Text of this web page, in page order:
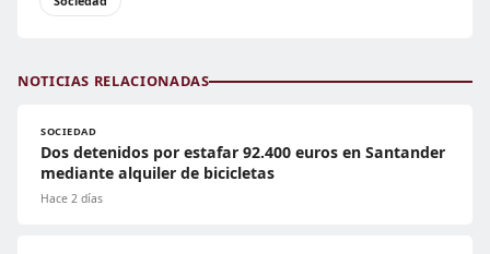
NOTICIAS RELACIONADAS
SOCIEDAD
Dos detenidos por estafar 92.400 euros en Santander
mediante alquiler de bicicletas
Hace 2 días